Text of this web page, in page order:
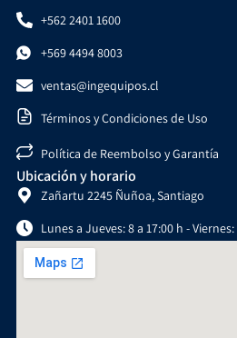
+562 2401 1600
+569 4494 8003
ventas@ingequipos.cl
Términos y Condiciones de Uso
Política de Reembolso y Garantía
Ubicación y horario
Zañartu 2245 Ñuñoa, Santiago
Lunes a Jueves: 8 a 17:00 h - Viernes: